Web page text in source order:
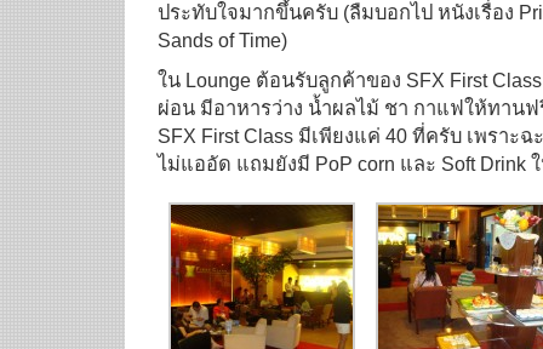
ประทับใจมากขึ้นครับ (ลืมบอกไป หนังเรื่อง
Sands of Time)
ใน Lounge ต้อนรับลูกค้าของ SFX First
ผ่อน มีอาหารว่าง น้ำผลไม้ ชา กาแฟให้ทาน
SFX First Class มีเพียงแค่ 40 ที่ครับ เพราะ
ไม่แออัด แถมยังมี PoP corn และ Soft Drink